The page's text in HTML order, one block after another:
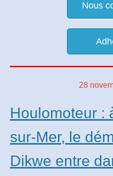
Nous
28
Houlomoteur :
sur-Mer, le
Dikwe entre